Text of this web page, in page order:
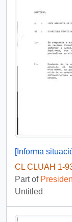
[Informa
CL CLUAH 1-
Part of
Untitled